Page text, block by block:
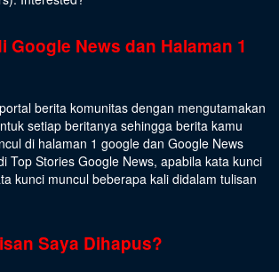
Google News dan Halaman 1
berita komunitas dengan mengutamakan
setiap beritanya sehingga berita kamu
di halaman 1 google dan Google News
Top Stories Google News, apabila kata kunci
kunci muncul beberapa kali didalam tulisan
Saya Dihapus?